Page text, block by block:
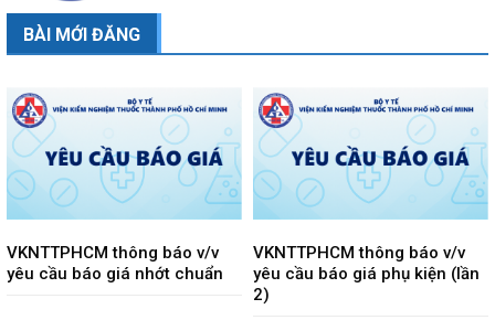
BÀI MỚI ĐĂNG
VKNTTPHCM thông báo v/v
yêu cầu báo giá nhớt chuẩn
VKNTTPHCM thông báo v/v
yêu cầu báo giá phụ kiện (lần
2)